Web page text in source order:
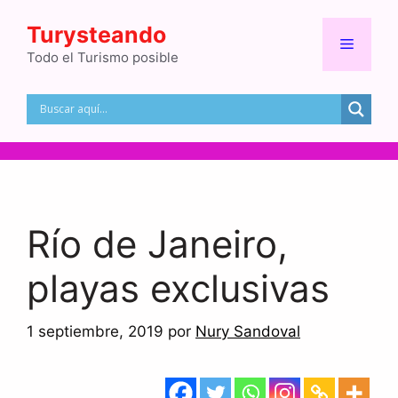
Turysteando
Todo el Turismo posible
Río de Janeiro,
playas exclusivas
1 septiembre, 2019 por Nury Sandoval